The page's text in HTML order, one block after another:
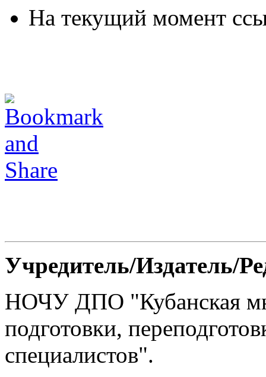
На текущий момент
Учредитель/Издатель/
НОЧУ ДПО "Кубанская
подготовки,
специалистов".